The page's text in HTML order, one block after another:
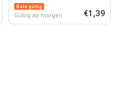
Bald gültig
Gültig ab morgen €1,39